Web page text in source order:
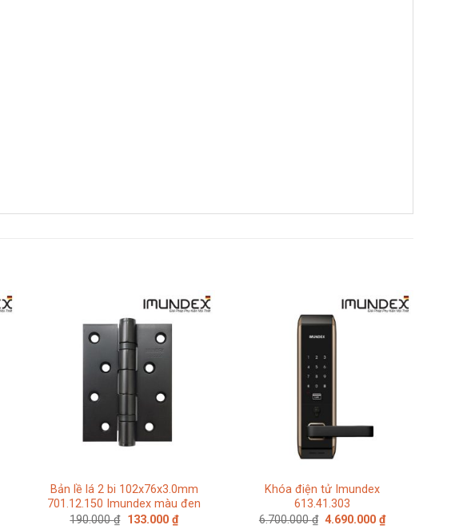
Bản lề lá 2 bi 102x76x3.0mm
701.12.150 Imundex màu đen
190.000₫ Giá
133.000 ₫Giá
Khóa điện tử Imundex
613.41.303
6.700.000₫ Giá
4.690.000₫Giá